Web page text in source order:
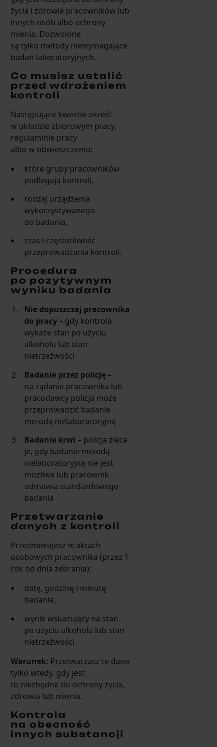
życia i zdrowia pracowników lub
innych osób albo ochrony
mienia. Dozwolone
są tylko metody niewymagające
badań laboratoryjnych.
Co musisz ustalić
przed wdrożeniem
kontroli
Następujące kwestie określ
w układzie zbiorowym pracy,
regulaminie pracy
albo w obwieszczeniu:
które grupy pracowników
podlegają kontroli,
rodzaj urządzenia
wykorzystywanego
do badania,
czas i częstotliwość
przeprowadzania kontroli.
Procedura
po pozytywnym
wyniku badania
Nie dopuszczaj pracownika
do pracy – gdy kontrola
wykaże stan po użyciu
alkoholu lub stan
nietrzeźwości
Badanie przez policję –
na żądanie pracownika lub
pracodawcy policja może
przeprowadzić badanie
metodą nielaboratoryjną
Badanie krwi – policja zleca
je, gdy badanie metodą
nielaboratoryjną nie jest
możliwe lub pracownik
odmawia standardowego
badania
Przetwarzanie
danych z kontroli
Przechowujesz w aktach
osobowych pracownika (przez 1
rok od dnia zebrania):
datę, godzinę i minutę
badania,
wynik wskazujący na stan
po użyciu alkoholu lub stan
nietrzeźwości.
Warunek: Przetwarzasz te dane
tylko wtedy, gdy jest
to niezbędne do ochrony życia,
zdrowia lub mienia.
Kontrola
na obecność
innych substancji